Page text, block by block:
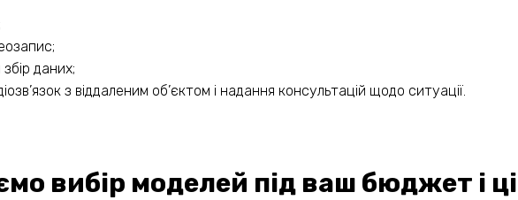
даних;
з віддаленим об’єктом і надання консультацій щодо ситуації.
вибір моделей під ваш бюджет і